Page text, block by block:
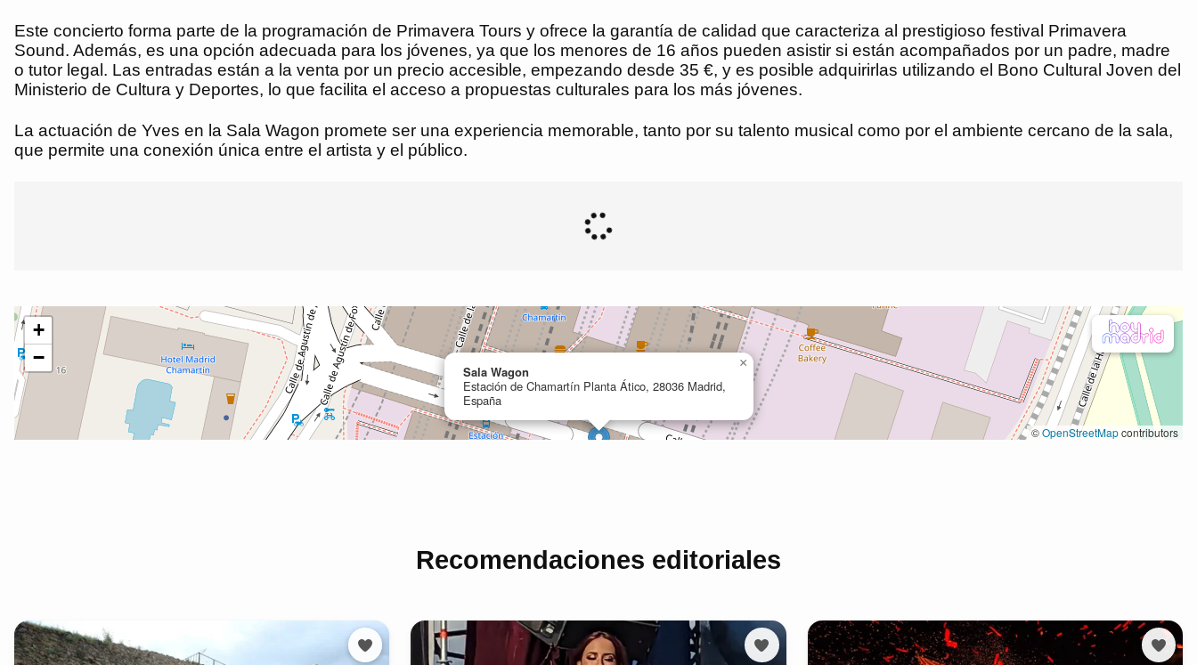
Este concierto forma parte de la programación de Primavera Tours y ofrece la garantía de calidad que caracteriza al prestigioso festival Primavera
Sound. Además, es una opción adecuada para los jóvenes, ya que los menores de 16 años pueden asistir si están acompañados por un padre, madre
o tutor legal. Las entradas están a la venta por un precio accesible, empezando desde 35 €, y es posible adquirirlas utilizando el Bono Cultural Joven del
Ministerio de Cultura y Deportes, lo que facilita el acceso a propuestas culturales para los más jóvenes.
La actuación de Yves en la Sala Wagon promete ser una experiencia memorable, tanto por su talento musical como por el ambiente cercano de la sala,
que permite una conexión única entre el artista y el público.
Recomendaciones editoriales